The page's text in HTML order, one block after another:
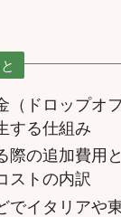
（ドロップオ
する仕組み
際の追加費用
ストの内訳
でイタリアや